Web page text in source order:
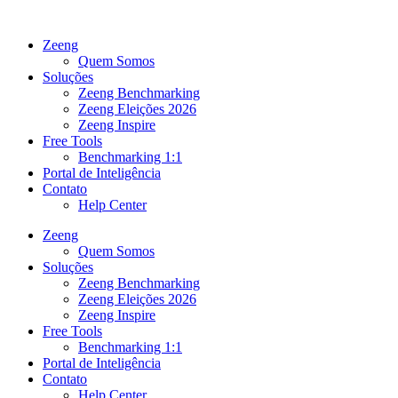
Zeeng
Quem Somos
Soluções
Zeeng Benchmarking
Zeeng Eleições 2026
Zeeng Inspire
Free Tools
Benchmarking 1:1
Portal de Inteligência
Contato
Help Center
Zeeng
Quem Somos
Soluções
Zeeng Benchmarking
Zeeng Eleições 2026
Zeeng Inspire
Free Tools
Benchmarking 1:1
Portal de Inteligência
Contato
Help Center